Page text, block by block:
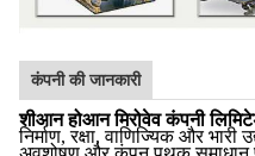
कंपनी की जानकारी
शीआन होआन मिरोवेव कंपनी
निर्माण, रक्षा, वाणिज्यिक और भारी